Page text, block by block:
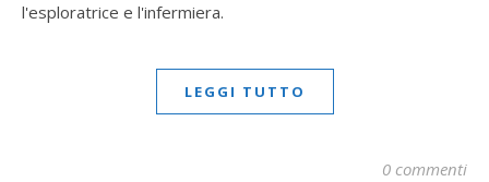
l'esploratrice e l'infermiera.
LEGGI TUTTO
0 commenti